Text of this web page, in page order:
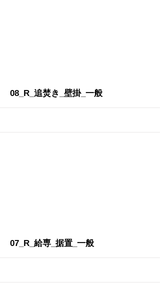
More
08_R_追焚き_壁掛_一般
More
07_R_給専_据置_一般